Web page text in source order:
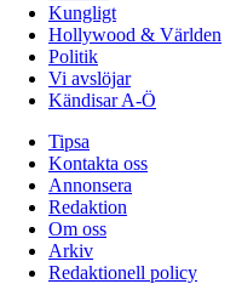
Kungligt
Hollywood & Världen
Politik
Vi avslöjar
Kändisar A-Ö
Tipsa
Kontakta oss
Annonsera
Redaktion
Om oss
Arkiv
Redaktionell policy